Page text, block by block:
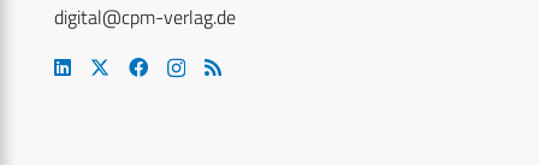
digital@cpm-verlag.de